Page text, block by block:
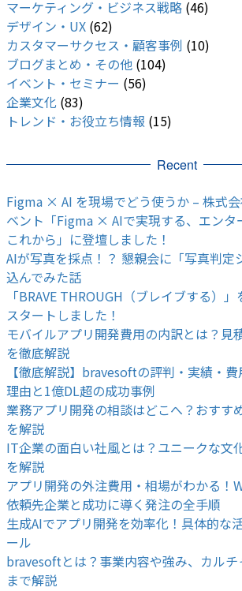
マーケティング・ビジネス戦略 (46)
デザイン・UX (62)
カスタマーサクセス・顧客事例 (10)
ブログまとめ・その他 (104)
イベント・セミナー (56)
企業文化 (83)
トレンド・お役立ち情報 (15)
Recent
Figma × AI を現場でどう使うか – 株式
ベント「Figma × AIで実現する、エンタ
これから」に登壇しました！
AIが写真を採点！？ 懇親会に「写真判定
込んでみた話
「BRAVE THROUGH（ブレイブする）
スタートしました！
モバイルアプリ開発費用の内訳とは？見
を徹底解説
【徹底解説】bravesoftの評判・実績・
理由と1億DL超の成功事例
業務アプリ開発の相談はどこへ？おすす
を解説
IT企業の面白い社風とは？ユニークな文
を解説
アプリ開発の外注費用・相場がわかる！
依頼先企業と成功に導く発注の全手順
生成AIでアプリ開発を効率化！具体的な
ール
bravesoftとは？事業内容や強み、カル
まで解説